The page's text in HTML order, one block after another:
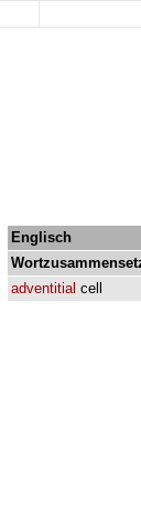
Englisch
adventitial cell